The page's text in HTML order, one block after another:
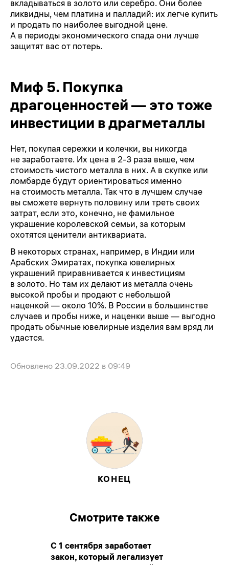
вкладываться в золото или серебро. Они более
ликвидны, чем платина и палладий: их легче купить
и продать по наиболее выгодной цене.
А в периоды экономического спада они лучше
защитят вас от потерь.
Миф 5. Покупка
драгоценностей — это тоже
инвестиции в драгметаллы
Нет, покупая сережки и колечки, вы никогда
не заработаете. Их цена в 2-3 раза выше, чем
стоимость чистого металла в них. А в скупке или
ломбарде будут ориентироваться именно
на стоимость металла. Так что в лучшем случае
вы сможете вернуть половину или треть своих
затрат, если это, конечно, не фамильное
украшение королевской семьи, за которым
охотятся ценители антиквариата.
В некоторых странах, например, в Индии или
Арабских Эмиратах, покупка ювелирных
украшений приравнивается к инвестициям
в золото. Но там их делают из металла очень
высокой пробы и продают с небольшой
наценкой — около 10%. В России в большинстве
случаев и пробы ниже, и наценки выше — выгодно
продать обычные ювелирные изделия вам вряд ли
удастся.
Обновлено 23.09.2022 в 09:49
КОНЕЦ
Смотрите также
С 1 сентября заработает
закон, который легализует